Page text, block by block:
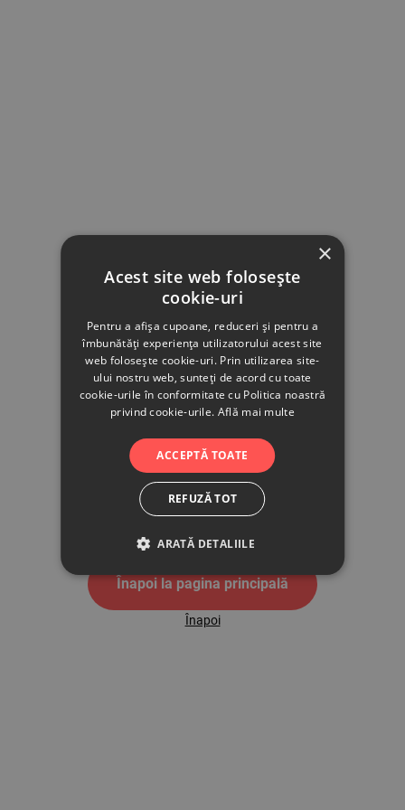
500
Înapoi la pagina principală
Înapoi
×
Acest site web folosește
cookie-uri
Pentru a afișa cupoane, reduceri și pentru a
îmbunătăți experiența utilizatorului acest site
web folosește cookie-uri. Prin utilizarea site-
ului nostru web, sunteți de acord cu toate
cookie-urile în conformitate cu Politica noastră
privind cookie-urile. Află mai multe
ACCEPTĂ TOATE
REFUZĂ TOT
ARATĂ DETALIILE